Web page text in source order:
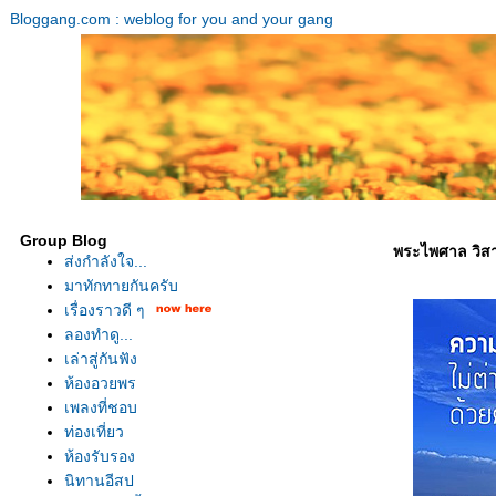
Bloggang.com : weblog for you and your gang
Group Blog
ส่งกำลังใจ...
มาทักทายกันครับ
เรื่องราวดี ๆ
ลองทำดู...
เล่าสู่กันฟัง
ห้องอวยพร
เพลงที่ชอบ
ท่องเที่ยว
ห้องรับรอง
นิทานอีสป
พระไพศาล วิส